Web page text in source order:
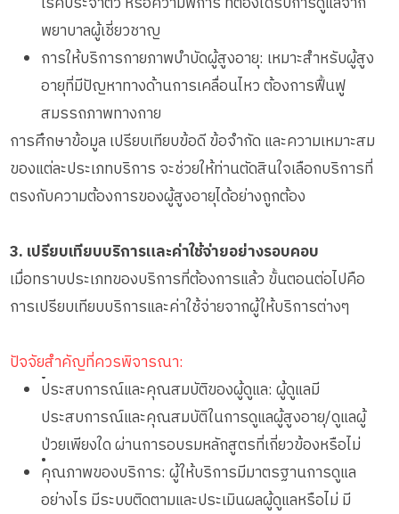
พยาบาลผู้เชี่ยวชาญ
การให้บริการกายภาพบำบัดผู้สูงอายุ: เหมาะสำหรับผู้สูง
อายุที่มีปัญหาทางด้านการเคลื่อนไหว ต้องการฟื้นฟู
สมรรถภาพทางกาย
การศึกษาข้อมูล เปรียบเทียบข้อดี ข้อจำกัด และความเหมาะสม
ของแต่ละประเภทบริการ จะช่วยให้ท่านตัดสินใจเลือกบริการที่
ตรงกับความต้องการของผู้สูงอายุได้อย่างถูกต้อง
3. เปรียบเทียบบริการและค่าใช้จ่ายอย่างรอบคอบ
เมื่อทราบประเภทของบริการที่ต้องการแล้ว ขั้นตอนต่อไปคือ
การเปรียบเทียบบริการและค่าใช้จ่ายจากผู้ให้บริการต่างๆ
ปัจจัยสำคัญที่ควรพิจารณา:
•
ประสบการณ์และคุณสมบัติของผู้ดูแล: ผู้ดูแลมี
ประสบการณ์และคุณสมบัติในการดูแลผู้สูงอายุ/ดูแลผู้
ป่วยเพียงใด ผ่านการอบรมหลักสูตรที่เกี่ยวข้องหรือไม่
•
คุณภาพของบริการ: ผู้ให้บริการมีมาตรฐานการดูแล
อย่างไร มีระบบติดตามและประเมินผลผู้ดูแลหรือไม่ มี